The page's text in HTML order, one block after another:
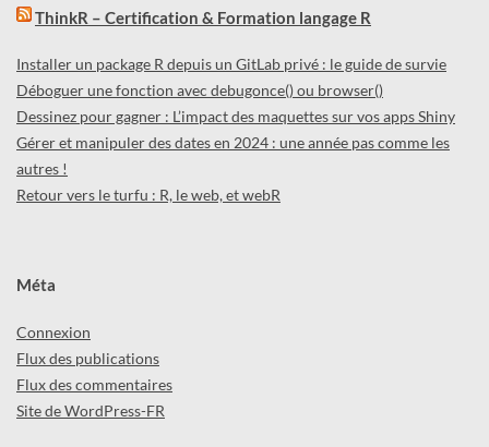
ThinkR – Certification & Formation langage R
Installer un package R depuis un GitLab privé : le guide de survie
Déboguer une fonction avec debugonce() ou browser()
Dessinez pour gagner : L’impact des maquettes sur vos apps Shiny
Gérer et manipuler des dates en 2024 : une année pas comme les
autres !
Retour vers le turfu : R, le web, et webR
Méta
Connexion
Flux des publications
Flux des commentaires
Site de WordPress-FR